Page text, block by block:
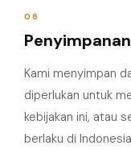
06
Kami menyimpan
diperlukan untuk
kebijakan ini, atau
berlaku di